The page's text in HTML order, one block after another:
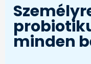
minden